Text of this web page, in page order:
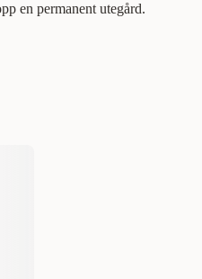
en permanent utegård.